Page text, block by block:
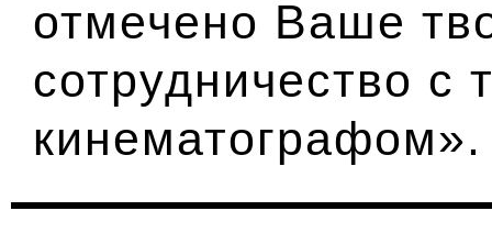
отмечено Ваше
сотрудничество с
кинематографом».